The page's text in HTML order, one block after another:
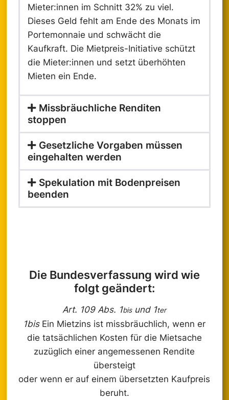
Mieter:innen im Schnitt 32% zu viel.
Dieses Geld fehlt am Ende des Monats im
Portemonnaie und schwächt die
Kaufkraft. Die Mietpreis-Initiative schützt
die Mieter:innen und setzt überhöhten
Mieten ein Ende.
Missbräuchliche Renditen
stoppen
Gesetzliche Vorgaben müssen
eingehalten werden
Spekulation mit Bodenpreisen
beenden
Die Bundesverfassung wird wie
folgt geändert:
Art. 109 Abs. 1bisund 1ter
1bisEin Mietzins ist missbräuchlich, wenn er
die tatsächlichen Kosten für die Mietsache
zuzüglich einer angemessenen Rendite
übersteigt
oder wenn er auf einem übersetzten Kaufpreis
beruht.